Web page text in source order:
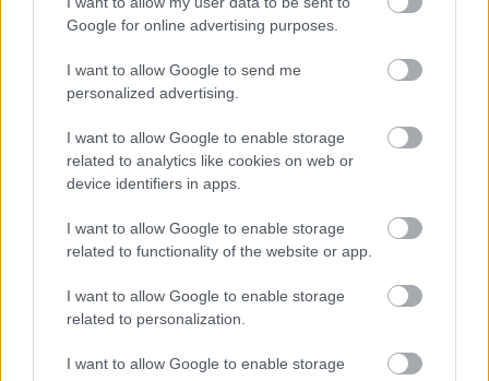
Google for online advertising purposes.
I want to allow Google to send me
personalized advertising.
I want to allow Google to enable storage
related to analytics like cookies on web or
device identifiers in apps.
I want to allow Google to enable storage
related to functionality of the website or app.
I want to allow Google to enable storage
related to personalization.
I want to allow Google to enable storage
grillet kylling i en pastarett for et næringsrikt og
For å forsterke helsefordelene ved ruccola, bør du
Sitrusfrukter, paprika eller tomater smaker ikke
bare godt sammen, men hjelper også kroppen med
å absorbere jern bedre. Dette trikset kan gjøre
Lag en forfriskende drink ved å blande ruccola i
sammen med frukt og tilfører næringsstoffer til
drinken. Å legge til ruccola i kostholdet ditt er enkelt
og morsomt, slik at du kan oppdage nye smaker.